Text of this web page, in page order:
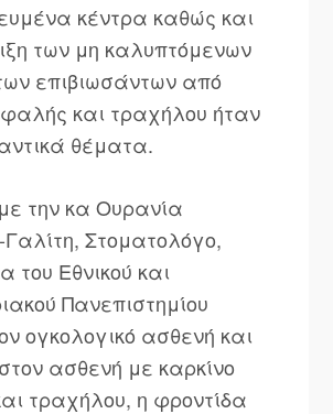
κέντρα καθώς και
των μη καλυπτόμενων
επιβιωσάντων από
και τραχήλου ήταν
θέματα.
την κα Ουρανία
Γαλίτη, Στοματολόγο,
του Εθνικού και
Πανεπιστημίου
ογκολογικό ασθενή και
ασθενή με καρκίνο
τραχήλου, η φροντίδα